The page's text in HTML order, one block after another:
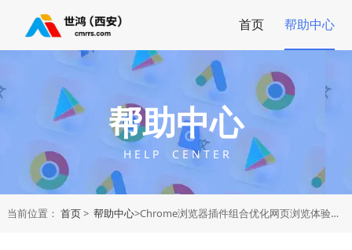
首页 帮助中心
帮助中心
H E L P C E N T E R
当前位置： 首页> 帮助中心>Chrome浏览器插件组合优化网页浏览体验技巧